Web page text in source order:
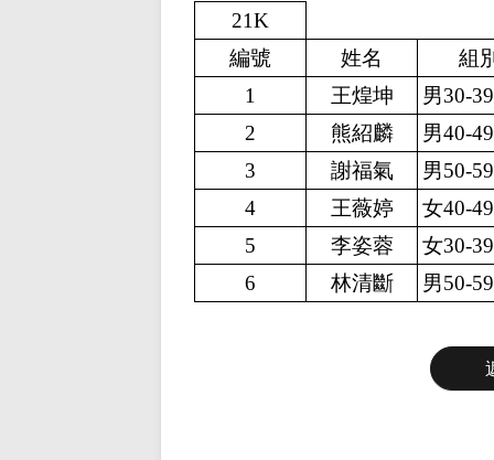
21K
編號
姓名
組
1
王煌坤
男30-
2
熊紹麟
男40-
3
謝福氣
男50-
4
王薇婷
女40-
5
李姿蓉
女30-
6
林清斷 男50-